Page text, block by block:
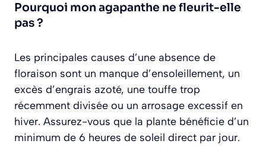
Pourquoi mon agapanthe ne fleurit-elle
pas ?
Les principales causes d’une absence de
floraison sont un manque d’ensoleillement, un
excès d’engrais azoté, une touffe trop
récemment divisée ou un arrosage excessif en
hiver. Assurez-vous que la plante bénéficie d’un
minimum de 6 heures de soleil direct par jour.